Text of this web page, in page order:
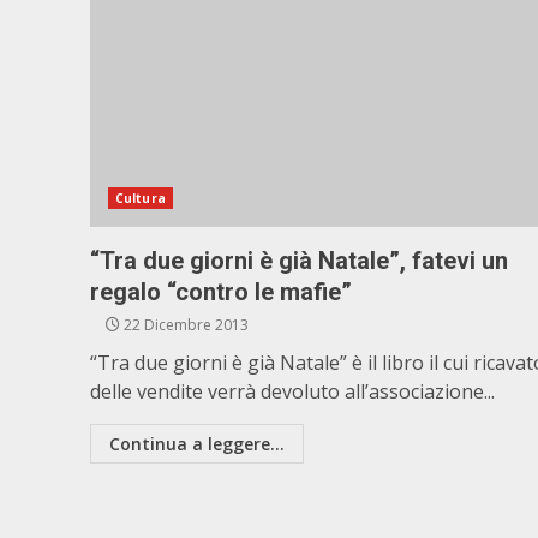
Cultura
“Tra due giorni è già Natale”, fatevi un
regalo “contro le mafie”
22 Dicembre 2013
“Tra due giorni è già Natale” è il libro il cui
delle vendite verrà devoluto all’associazione...
Continua a leggere...